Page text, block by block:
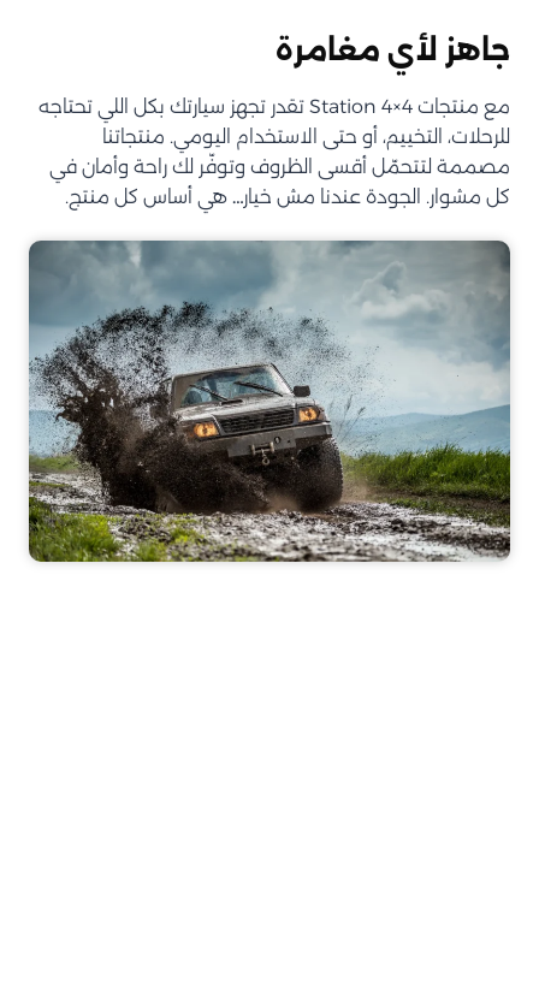
جاهز لأي مغامرة
مع منتجات Station 4×4 تقدر تجهز سيارتك بكل اللي تحتاجه
للرحلات، التخييم، أو حتى الاستخدام اليومي. منتجاتنا
مصممة لتتحمّل أقسى الظروف وتوفّر لك راحة وأمان في
كل مشوار. الجودة عندنا مش خيار… هي أساس كل منتج.